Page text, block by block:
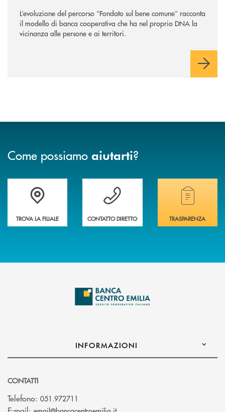
L’evoluzione del percorso “Fondato sul bene comune” racconta
il modello di banca cooperativa che ha nel proprio DNA la
vicinanza alle persone e ai territori.
Come possiamo aiutarti?
Accedi all' elenco completo delle filiali
TROVA LA FILIALE
Vuoi avere maggiori informazioni sulla
CONTATTO DIRETTO
Hai bisogno di
TRASPARENZA
INFORMAZIONI
CONTATTI
Telefono: 051.972711